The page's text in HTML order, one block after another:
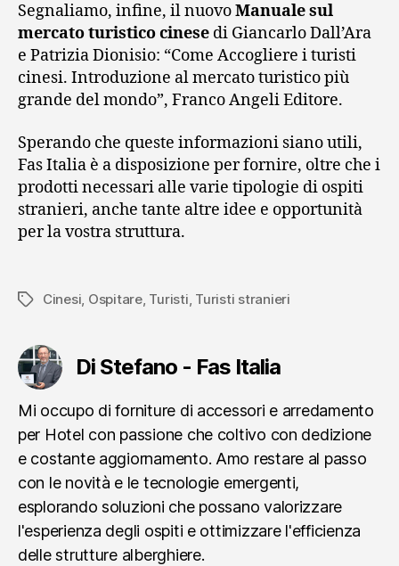
Segnaliamo, infine, il nuovoManuale sul
mercato turistico cinese di Giancarlo Dall’Ara
e Patrizia Dionisio: “Come Accogliere i turisti
cinesi. Introduzione al mercato turistico più
grande del mondo”, Franco Angeli Editore.
Sperando che queste informazioni siano utili,
Fas Italia è a disposizione per fornire, oltre che i
prodotti necessari alle varie tipologie di ospiti
stranieri, anche tante altre idee e opportunità
per la vostra struttura.
Tag Cinesi, Ospitare, Turisti, Turisti stranieri
Di Stefano - Fas Italia
Mi occupo di forniture di accessori e arredamento
per Hotel con passione che coltivo con dedizione
e costante aggiornamento. Amo restare al passo
con le novità e le tecnologie emergenti,
esplorando soluzioni che possano valorizzare
l'esperienza degli ospiti e ottimizzare l'efficienza
delle strutture alberghiere.